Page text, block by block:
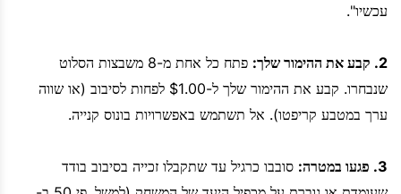
עכשיו".
2. קבע את ההימור שלך:
פתח כל אחת מ-8 משבצות הסלוט
שנבחרו. קבע את ההימור שלך ל-$1.00 לפחות לסיבוב (או שווה
ערך במטבע קריפטו). אל תשתמש באפשרויות בונוס קנייה.
3. פגעו במטרה:
סובבו כרגיל עד שתקבלו זכייה בסיבוב בודד